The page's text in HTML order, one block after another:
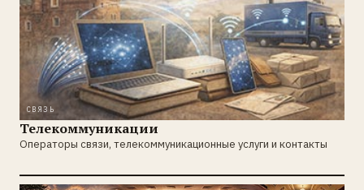
СВЯЗЬ
Телекоммуникации
Операторы связи, телекоммуникационные услуги и контакты